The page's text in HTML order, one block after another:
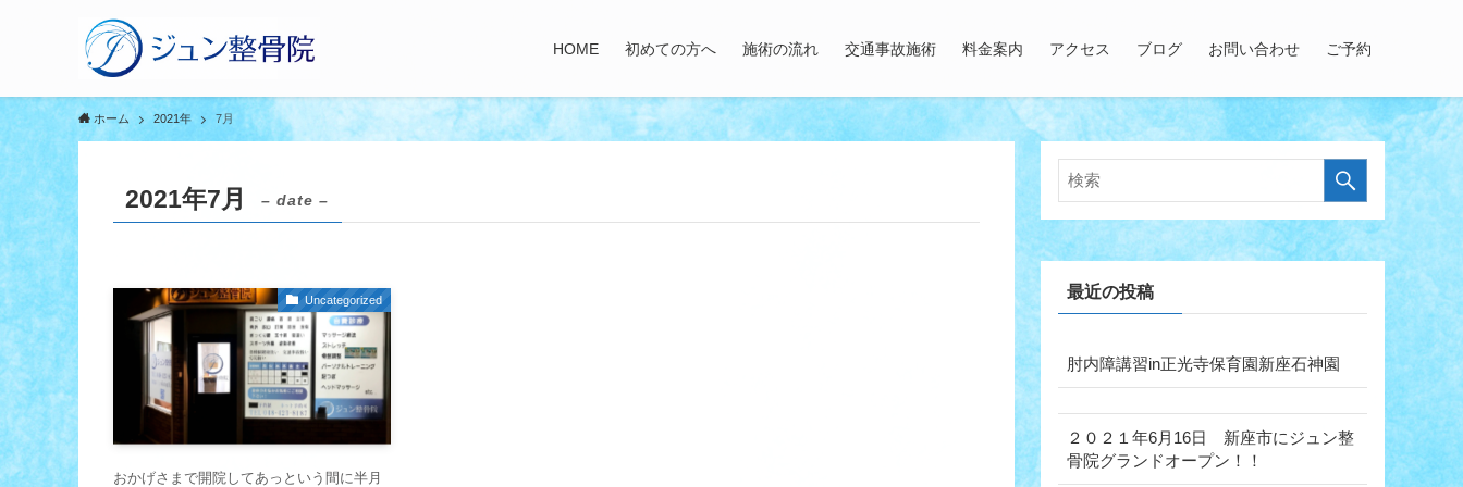
HOME 初めての方へ 施術の流れ 交通事故施術 料金案内 アクセス ブログ お問い合わせ ご予約
ホーム 2021年 7月
2021年7月 – date –
Uncategorized
おかげさまで開院してあっという間に半月
最近の投稿
肘内障講習in正光寺保育園新座石神園
２０２１年6月16日 新座市にジュン整
骨院グランドオープン！！